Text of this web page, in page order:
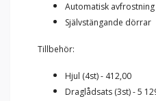
Automatisk avfrostning
Självstängande dörrar
Tillbehör:
Hjul (4st) - 412,00
Draglådsats (3st) - 5